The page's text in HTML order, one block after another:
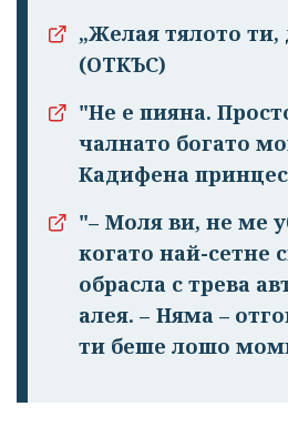
„Желая тялото ти,
(ОТКЪС)
"Не е пияна.
чалнато бога­то
Кадифена
"– Моля ви, не ме
когато най-сетне
обрасла с трева
алея. – Няма –
ти беше лошо